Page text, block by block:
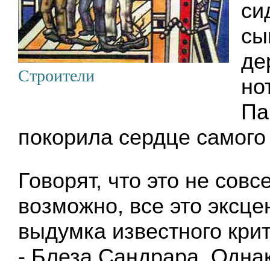
Строители
покорила сердце
Говорят, что это не
возможно, все это
выдумка известного